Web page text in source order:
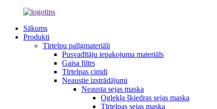
Sākums
Produkti
Tīrtelpu palīgmateriāli
Pusvadītāju iepakojuma materiāls
Gaisa filtrs
Tīrtelpas cimdi
Neaustie izstrādājumi
Neausta sejas maska
Oglekļa šķiedras sejas maska
Tīrtelpas sejas maska